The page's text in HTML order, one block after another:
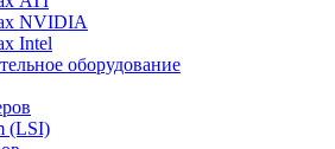
NVIDIA
Intel
оборудование
(LSI)